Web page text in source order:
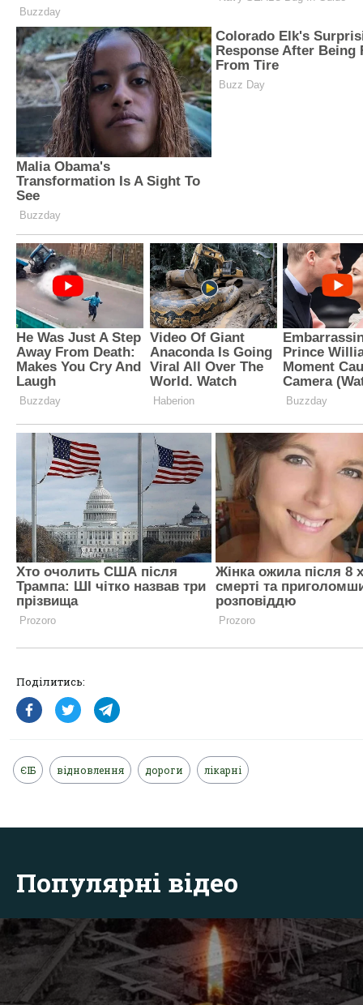
Поділитись:
ЄІБ відновлення дороги лікарні
Популярні відео